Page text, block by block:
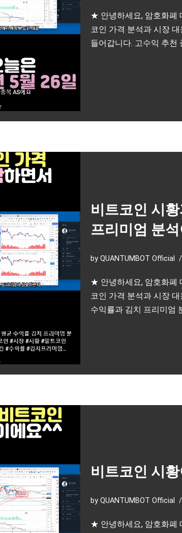
★ 안녕하세요, 암호화폐
코인 가격 분석과 시장
들어갑니다. 고수익 추천
비트코인 시
프리미엄 분
byQUANTUMBOT Official
★ 안녕하세요, 암호화폐
코인 가격 분석과 시장
수익률과 김치 프리미엄
비트코인 시
byQUANTUMBOT Official
★ 안녕하세요, 암호화폐